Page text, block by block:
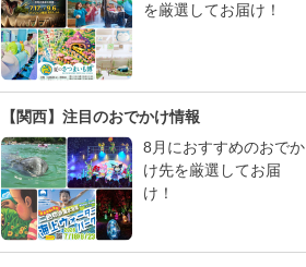
を厳選してお届け！
【関西】注目のおでかけ情報
8月におすすめのおでか
け先を厳選してお届
け！